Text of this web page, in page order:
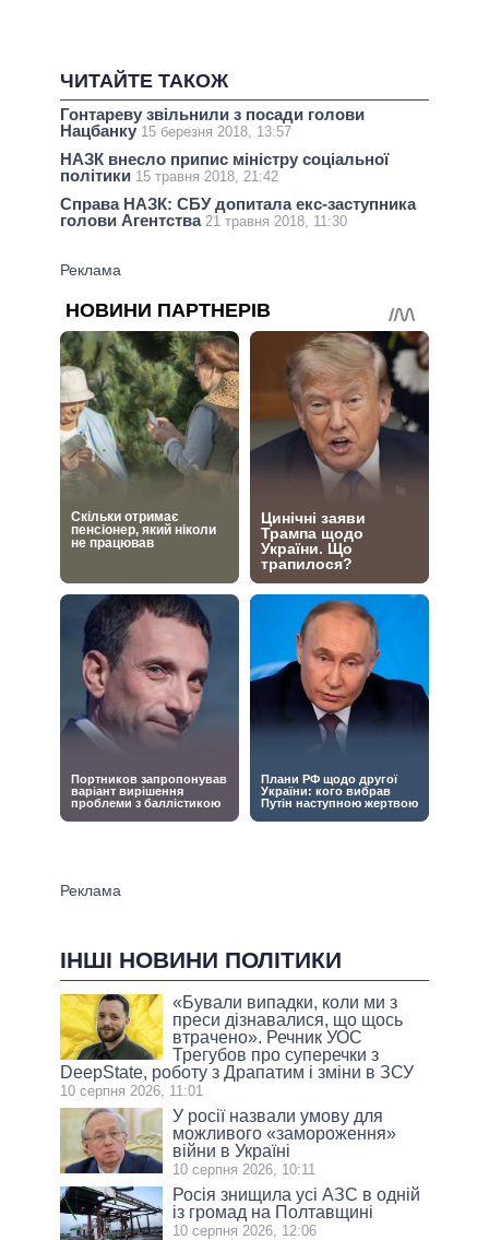
ЧИТАЙТЕ ТАКОЖ
Гонтареву звільнили з посади голови
Нацбанку 15 березня 2018, 13:57
НАЗК внесло припис міністру соціальної
політики 15 травня 2018, 21:42
Справа НАЗК: СБУ допитала екс-заступника
голови Агентства 21 травня 2018, 11:30
ІНШІ НОВИНИ ПОЛІТИКИ
«Бували випадки, коли ми з
преси дізнавалися, що щось
втрачено». Речник УОС
Трегубов про cуперечки з
DeepState, роботу з Драпатим і зміни в ЗСУ
10 серпня 2026, 11:01
У росії назвали умову для
можливого «замороження»
війни в Україні
10 серпня 2026, 10:11
Росія знищила усі АЗС в одній
із громад на Полтавщині
10 серпня 2026, 12:06